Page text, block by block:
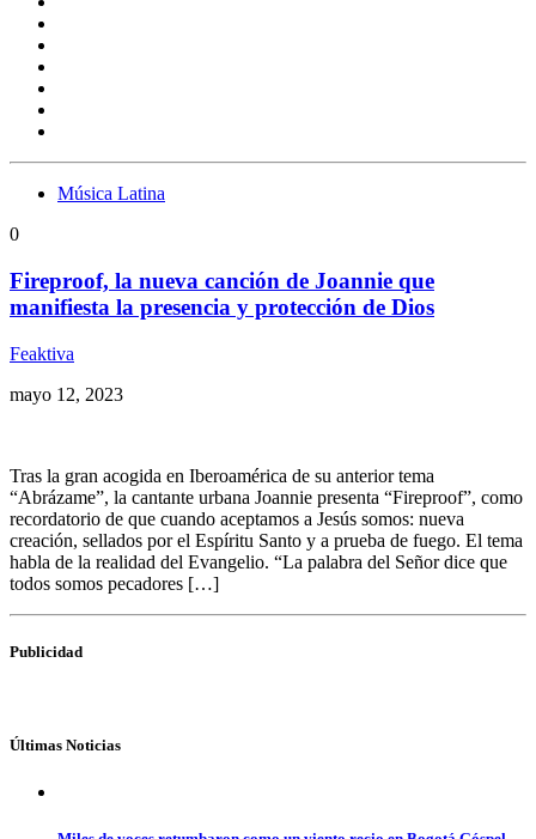
Música Latina
0
Fireproof, la nueva canción de Joannie que
manifiesta la presencia y protección de Dios
Feaktiva
mayo 12, 2023
Tras la gran acogida en Iberoamérica de su anterior tema
“Abrázame”, la cantante urbana Joannie presenta “Fireproof”, como
recordatorio de que cuando aceptamos a Jesús somos: nueva
creación, sellados por el Espíritu Santo y a prueba de fuego. El tema
habla de la realidad del Evangelio. “La palabra del Señor dice que
todos somos pecadores […]
Publicidad
Últimas Noticias